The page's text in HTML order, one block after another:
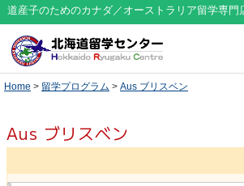
道産子のためのカナダ／オーストラリア留学専門
Home > 留学プログラム > Aus ブリスベン
Aus ブリスベン